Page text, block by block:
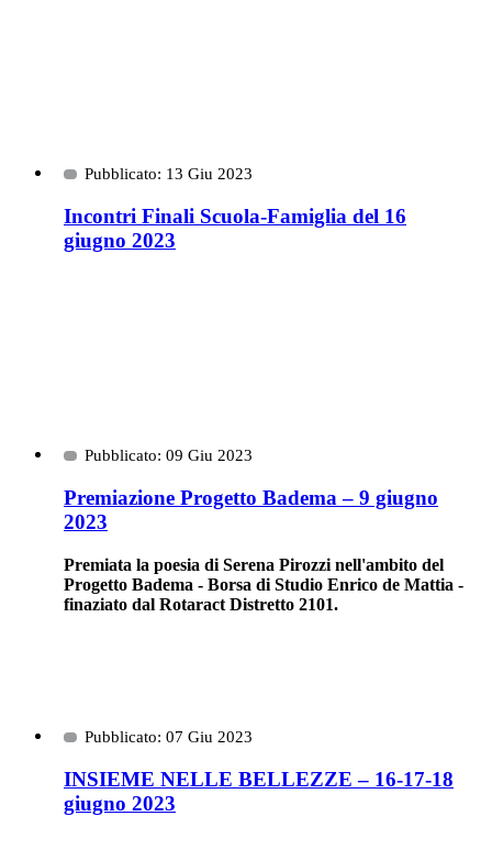
Pubblicato: 13 Giu 2023
Incontri Finali Scuola-Famiglia del 16
giugno 2023
Pubblicato: 09 Giu 2023
Premiazione Progetto Badema – 9 giugno
2023
Premiata la poesia di Serena Pirozzi nell'ambito del
Progetto Badema - Borsa di Studio Enrico de Mattia -
finaziato dal Rotaract Distretto 2101.
Pubblicato: 07 Giu 2023
INSIEME NELLE BELLEZZE – 16-17-18
giugno 2023